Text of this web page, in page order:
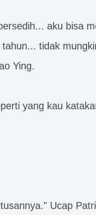
aku bisa
tidak
Ying.
yang kau
Ucap